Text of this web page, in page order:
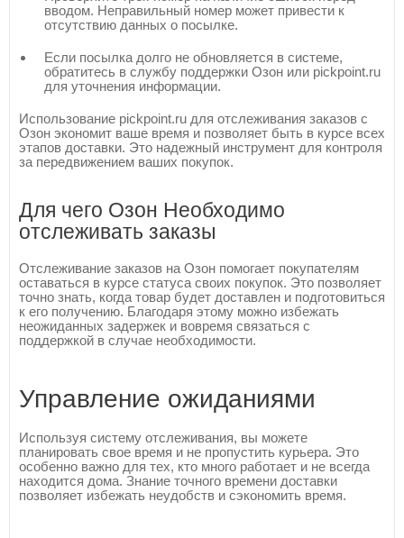
вводом. Неправильный номер может привести к
отсутствию данных о посылке.
Если посылка долго не обновляется в системе,
обратитесь в службу поддержки Озон или pickpoint.ru
для уточнения информации.
Использование pickpoint.ru для отслеживания заказов с
Озон экономит ваше время и позволяет быть в курсе всех
этапов доставки. Это надежный инструмент для контроля
за передвижением ваших покупок.
Для чего Озон Необходимо
отслеживать заказы
Отслеживание заказов на Озон помогает покупателям
оставаться в курсе статуса своих покупок. Это позволяет
точно знать, когда товар будет доставлен и подготовиться
к его получению. Благодаря этому можно избежать
неожиданных задержек и вовремя связаться с
поддержкой в случае необходимости.
Управление ожиданиями
Используя систему отслеживания, вы можете
планировать свое время и не пропустить курьера. Это
особенно важно для тех, кто много работает и не всегда
находится дома. Знание точного времени доставки
позволяет избежать неудобств и сэкономить время.